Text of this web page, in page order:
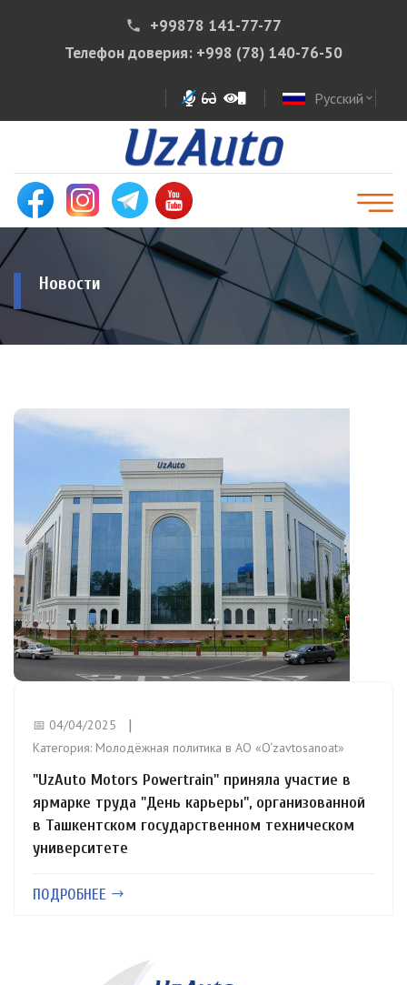
phone
+99878 141-77-77
Телефон доверия: +998 (78) 140-76-50
Русский expand_more
Новости
📅 04/04/2025
Категория: Молодёжная политика в АО «O‘zavtosanoat»
"UzAuto Motors Powertrain" приняла участие в
ярмарке труда "День карьеры", организованной
в Ташкентском государственном техническом
университете
ПОДРОБНЕЕ